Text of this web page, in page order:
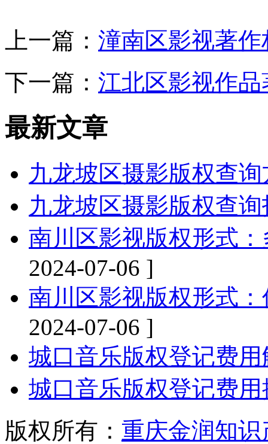
上一篇： 潼南区影视著
下一篇： 江北区影视作
最新文章
九龙坡区摄影版权查
九龙坡区摄影版权查
南川区影视版权形式
2024-07-06 ]
南川区影视版权形式
2024-07-06 ]
城口音乐版权登记费用
城口音乐版权登记费用
版权所有： 重庆金润知